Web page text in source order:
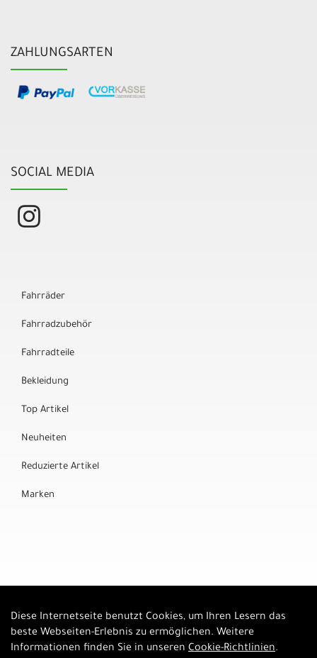
ZAHLUNGSARTEN
SOCIAL MEDIA
Fahrräder
Fahrradzubehör
Fahrradteile
Bekleidung
Top Artikel
Neuheiten
Reduzierte Artikel
Marken
Diese Internetseite benutzt Cookies, um Ihren Lesern das
beste Webseiten-Erlebnis zu ermöglichen. Weitere
Informationen finden Sie in unseren Cookie-Richtlinien.
Auftrag widerrufen